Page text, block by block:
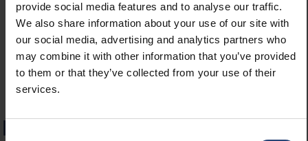
provide social media features and to analyse our traffic.
We also share information about your use of our site with
our social media, advertising and analytics partners who
may combine it with other information that you’ve provided
to them or that they’ve collected from your use of their
services.
Consent
Præcisionsemballageløsninger